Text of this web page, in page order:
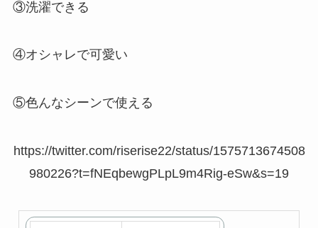
③洗濯できる
④オシャレで可愛い
⑤色んなシーンで使える
https://twitter.com/riserise22/status/1575713674508
980226?t=fNEqbewgPLpL9m4Rig-eSw&s=19